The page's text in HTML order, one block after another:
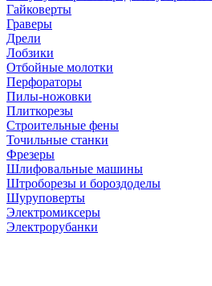
Гайковерты
Граверы
Дрели
Лобзики
Отбойные молотки
Перфораторы
Пилы-ножовки
Плиткорезы
Строительные фены
Точильные станки
Фрезеры
Шлифовальные машины
Штроборезы и бороздоделы
Шуруповерты
Электромиксеры
Электрорубанки